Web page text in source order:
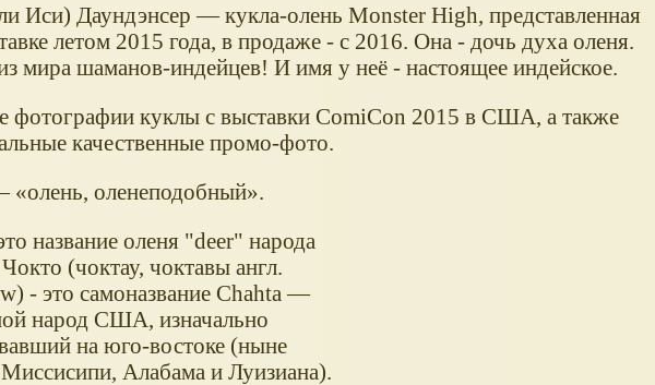
Иси) Даундэнсер — кукла-олень Monster High, представленная
летом 2015 года, в продаже - с 2016. Она - дочь духа оленя.
мира шаманов-индейцев! И имя у неё - настоящее индейское.
фотографии куклы с выставки ComiCon 2015 в США, а также
качественные промо-фото.
оленеподобный».
название оленя "deer" народа
(чоктау, чоктавы англ.
- это самоназвание Chahta —
народ США, изначально
на юго-востоке (ныне
Алабама и Луизиана).